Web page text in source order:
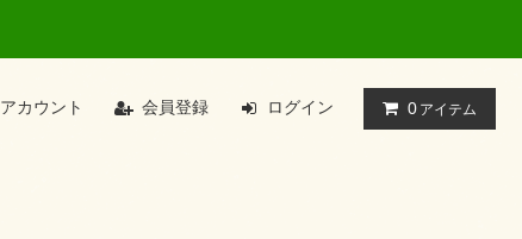
アカウント 会員登録 ログイン 0 アイテム